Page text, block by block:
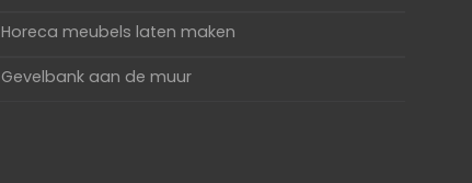
Horeca meubels laten maken
Gevelbank aan de muur